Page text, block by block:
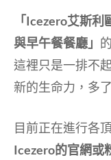
「Icezero艾斯利
與早午餐餐廳」
這裡只是一排不
新的生命力，多
目前正在進行各
Icezero的官網或